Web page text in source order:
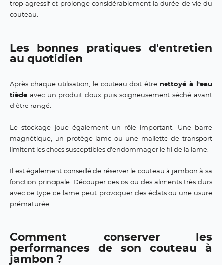
trop agressif et prolonge considérablement la durée de vie du
couteau.
Les bonnes pratiques d'entretien
au quotidien
Après chaque utilisation, le couteau doit être nettoyé à l'eau
tiède avec un produit doux puis soigneusement séché avant
d'être rangé.
Le stockage joue également un rôle important. Une barre
magnétique, un protège-lame ou une mallette de transport
limitent les chocs susceptibles d'endommager le fil de la lame.
Il est également conseillé de réserver le couteau à jambon à sa
fonction principale. Découper des os ou des aliments très durs
avec ce type de lame peut provoquer des éclats ou une usure
prématurée.
Comment conserver les
performances de son couteau à
jambon ?